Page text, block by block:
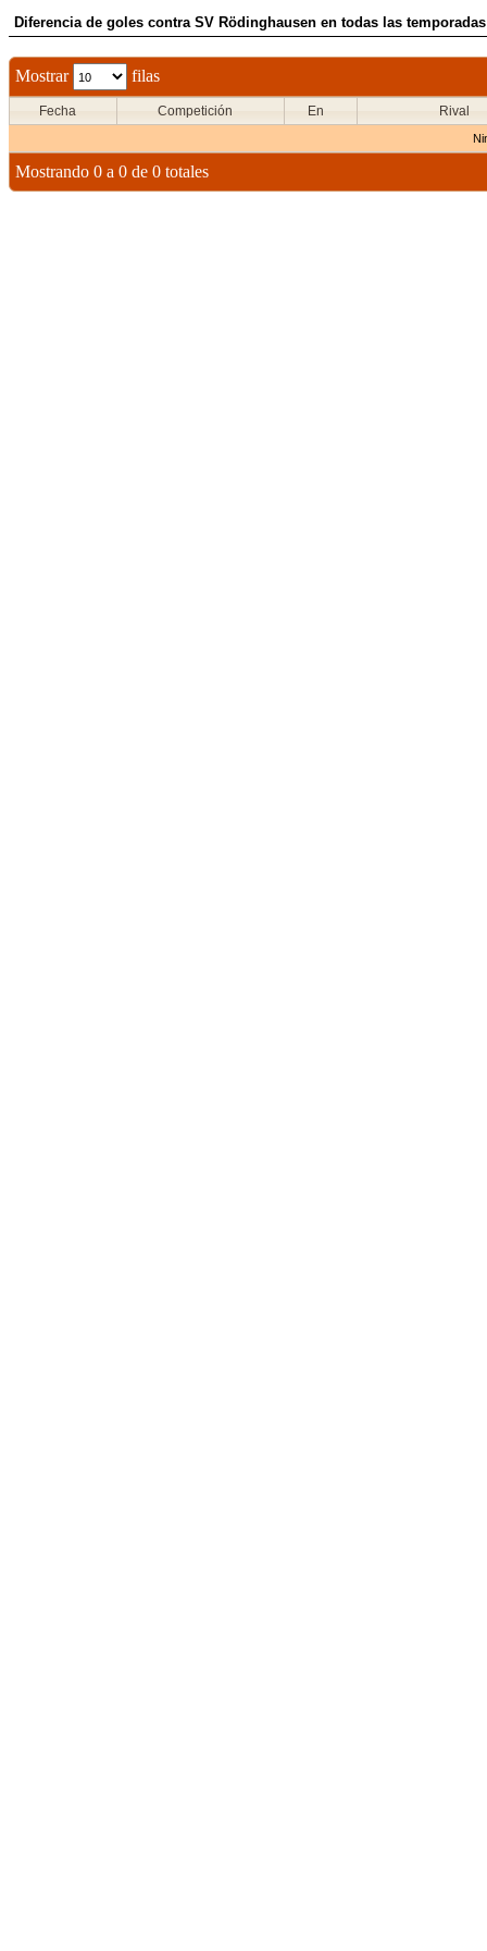
Diferencia de goles contra SV Rödinghausen en todas las
Mostrar filas
Fecha Competición En Rival
Mostrando 0 a 0 de 0 totales